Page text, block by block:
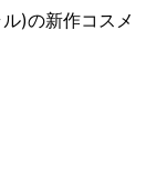
)の新作コスメ